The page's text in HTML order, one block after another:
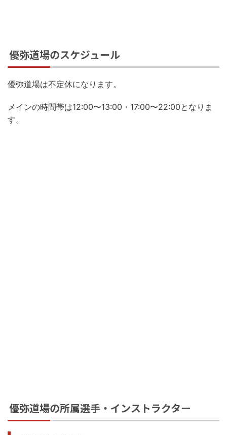
優弥道場のスケジュール
優弥道場は不定休になります。
メインの時間帯は12:00〜13:00・17:00〜22:00となりま
す。
優弥道場の所属選手・インストラクター